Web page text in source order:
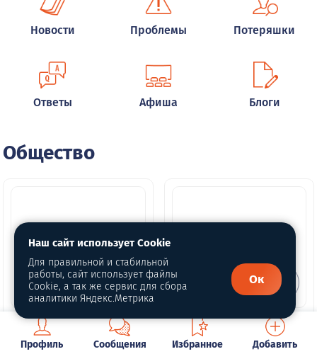
Новости Проблемы Потеряшки
Ответы Афиша Блоги
Общество
Кого пригласить в
студию
Вопрос в прямой
эфир
Профиль Сообщения Избранное Добавить
Наш сайт использует Cookie
Для правильной и стабильной
работы, сайт использует файлы
Cookie, а так же сервис для сбора
аналитики Яндекс.Метрика
Ок